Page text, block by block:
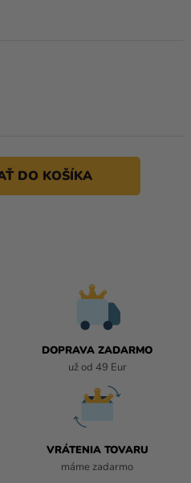
DOPRAVA ZADARMO
už od 49 Eur
VRÁTENIA TOVARU
máme zadarmo